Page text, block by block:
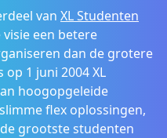
van XL Studenten
een betere
dan de grotere
op 1 juni 2004 XL
hoogopgeleide
flex oplossingen,
grootste studenten